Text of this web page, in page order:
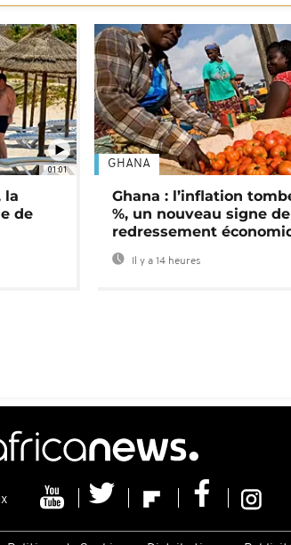
01:01
la
de
GHANA
Ghana : l’inflation
%, un nouveau signe de
redressement
Il y a 14 heures